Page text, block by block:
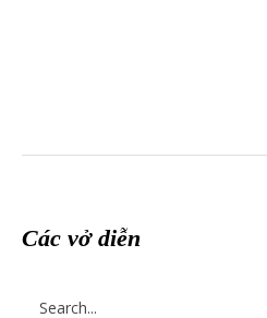
Các vở diễn